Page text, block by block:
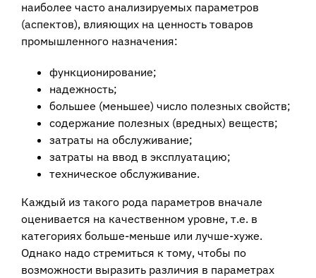
наиболее часто анализируемых параметров
(аспектов), влияющих на ценность товаров
промышленного назначения:
функционирование;
надежность;
большее (меньшее) число полезных свойств;
содержание полезных (вредных) веществ;
затраты на обслуживание;
затраты на ввод в эксплуатацию;
техническое обслуживание.
Каждый из такого рода параметров вначале
оценивается на качественном уровне, т.е. в
категориях больше-меньше или лучше-хуже.
Однако надо стремиться к тому, чтобы по
возможности выразить различия в параметрах